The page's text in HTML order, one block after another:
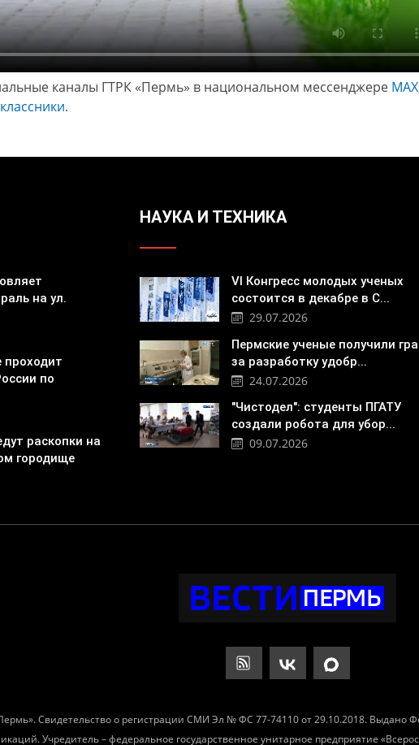
каналы ГТРК «Пермь» в национальном мессенджере МАХ
.
на ул.
проходит
по
раскопки на
городище
НАУКА И ТЕХНИКА
VI Конгресс молодых ученых
состоится в декабре в С...
29.07.2026
Пермские ученые получили
за разработку удобр...
24.07.2026
"Чистодел": студенты ПГАТУ
создали робота для убор...
09.07.2026
Свидетельство о регистрации СМИ Эл № ФС 77-74110 от 29.10.2018. Выдано
Учредитель – федеральное государственное унитарное предприятие